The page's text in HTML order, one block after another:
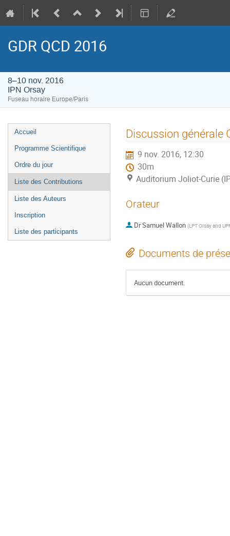
GDR QCD 2016
8–10 nov. 2016
IPN Orsay
Fuseau horaire Europe/Paris
Menu
de
Accueil
Programme Scientifique
Ordre du jour
Liste des Contributions
Liste des Auteurs
Inscription
Liste des participants
Discussion générale
9 nov. 2016, 12:30
30m
Auditorium Joliot-Curie
Orateur
DrSamuel Wallon (LPT Orsay and
Documents de
Aucun document.